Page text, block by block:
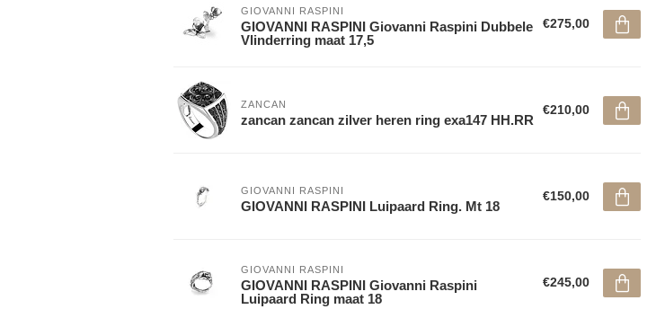
GIOVANNI RASPINI
GIOVANNI RASPINI Giovanni Raspini Dubbele
Vlinderring maat 17,5
€275,00
ZANCAN
zancan zancan zilver heren ring exa147 HH.RR
€210,00
GIOVANNI RASPINI
GIOVANNI RASPINI Luipaard Ring. Mt 18
€150,00
GIOVANNI RASPINI
GIOVANNI RASPINI Giovanni Raspini
Luipaard Ring maat 18
€245,00